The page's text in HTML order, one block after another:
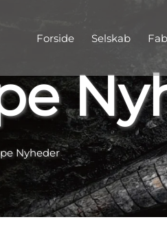
Forside Selskab
Nyheder